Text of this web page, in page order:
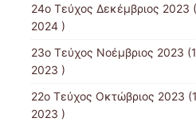
24ο Τεύχος Δεκέμβριος 2023
2024 )
23ο Τεύχος Νοέμβριος 2023
2023 )
22ο Τεύχος Οκτώβριος 2023
2023 )